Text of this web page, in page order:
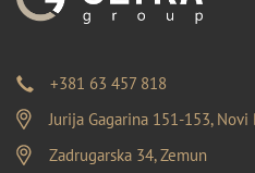
+381 63 457 818
Jurija Gagarina 151-153, Novi
Zadrugarska 34, Zemun